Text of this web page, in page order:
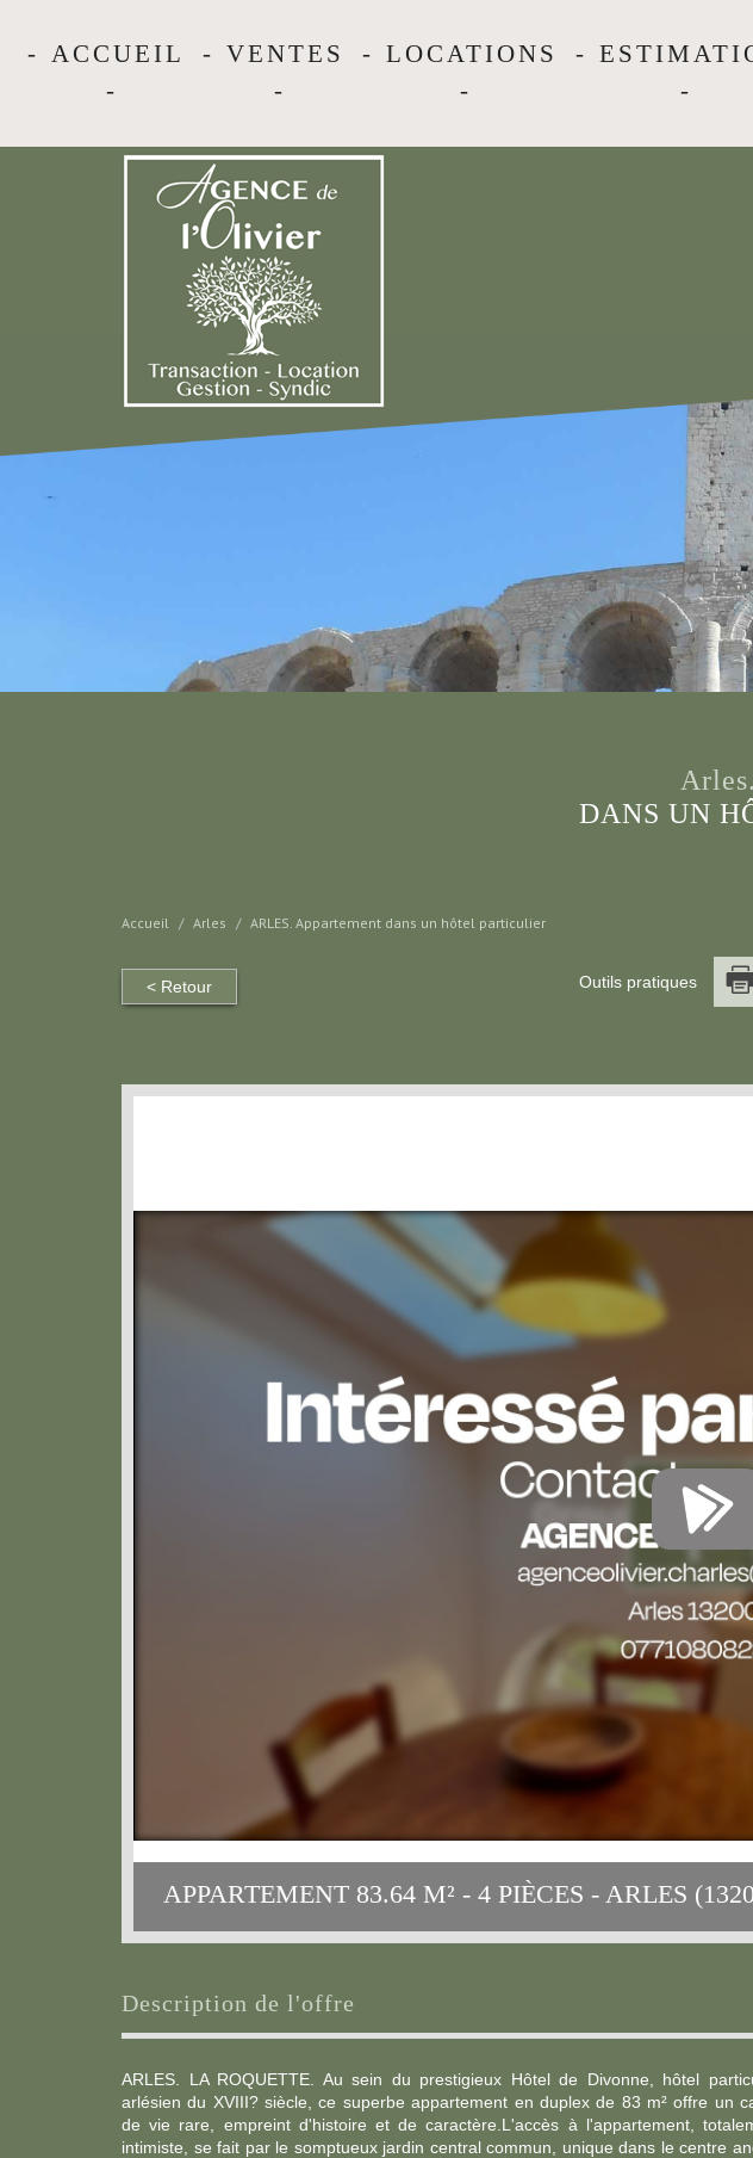
ACCUEIL VENTES LOCATIONS
DANS UN
Accueil Arles ARLES. Appartement dans un hôtel particulier
< Retour Outils pratiques
APPARTEMENT 83.64 M² - 4 PIÈCES - ARLES
description de l'offre
ARLES. LA ROQUETTE. Au sein du prestigieux Hôtel de Divonne, hôtel
arlésien du XVIII? siècle, ce superbe appartement en duplex de 83 m² offre un
de vie rare, empreint d'histoire et de caractère.L'accès à l'appartement,
intimiste, se fait par le somptueux jardin central commun, unique dans le centre